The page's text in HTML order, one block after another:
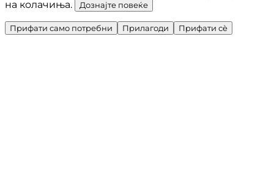
на колачиња.
Дознајте повеќе
Прифати само потребни Прилагоди Прифати сè